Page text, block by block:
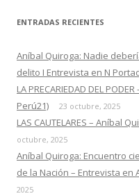
ENTRADAS RECIENTES
Aníbal Quiroga: Nadie
delito I Entrevista en N
LA PRECARIEDAD DEL
Perú21)
23 octubre, 2025
LAS CAUTELARES – Aníbal
octubre, 2025
Aníbal Quiroga: Encuentro
de la Nación – Entrevista en
2025